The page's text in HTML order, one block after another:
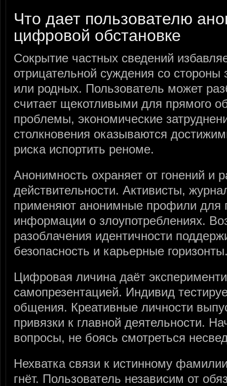
Что дает пользователю
цифровой обстановке
Сокрытие частных сведений
отрицательной суждения со
или родных. Пользователь может
считает щекотливыми для прямого
проблемы, экономические
столкновения оказываются
риска испортить реноме.
Анонимность охраняет от гонений и
действительности. Активисты,
применяют анонимные профили для
информации о злоупотреблениях.
разоблачения идентичности
безопасность и карьерные
Цифровая личина даёт
самопрезентацией. Индивид
общения. Креативные личности
привязки к главной деятельности.
вопросы, не боясь смотреться
Нехватка связи к истинному
гнёт. Пользователь независим от